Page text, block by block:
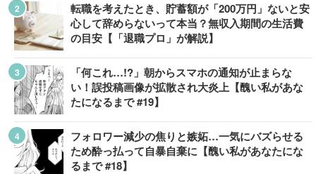
転職を考えたとき、貯蓄額が「200万円」ないと安
心して辞めらないって本当？無収入期間の生活費
の目安【「退職プロ」が解説】
「何これ…!?」朝からスマホの通知が止まらな
い！誤投稿画像が拡散され大炎上【醜い私があな
たになるまで #19】
フォロワー減少の焦りと嫉妬…一気にバズらせる
ため酔っ払って自暴自棄に【醜い私があなたにな
るまで #18】